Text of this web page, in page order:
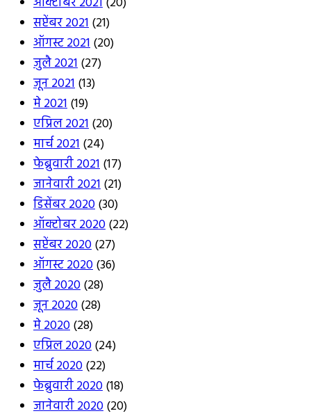
सप्टेंबर 2021(21)
ऑगस्ट 2021(20)
जुलै 2021(27)
जून 2021(13)
मे 2021(19)
एप्रिल 2021(20)
मार्च 2021(24)
फेब्रुवारी 2021(17)
जानेवारी 2021(21)
डिसेंबर 2020(30)
ऑक्टोबर 2020(22)
सप्टेंबर 2020(27)
ऑगस्ट 2020(36)
जुलै 2020(28)
जून 2020(28)
मे 2020(28)
एप्रिल 2020(24)
मार्च 2020(22)
फेब्रुवारी 2020(18)
जानेवारी 2020(20)